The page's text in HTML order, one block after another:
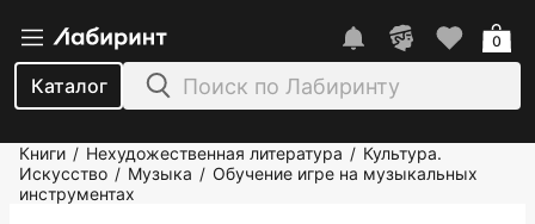
Каталог
0
Книги / Нехудожественная литература / Культура.
Искусство / Музыка / Обучение игре на музыкальных
инструментах